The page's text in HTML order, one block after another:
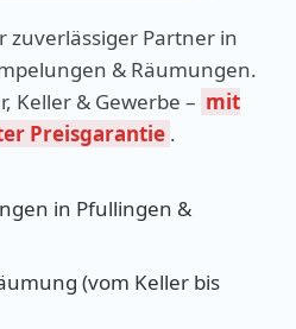
zuverlässiger Partner in
& Räumungen.
Keller & Gewerbe – mit
Preisgarantie .
in Pfullingen &
(vom Keller bis